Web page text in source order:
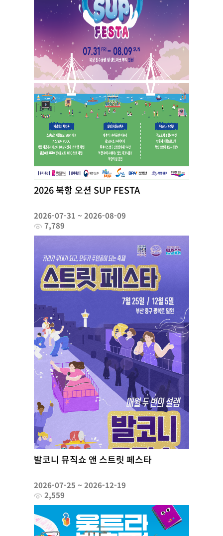
2026 북항 오션 SUP FESTA
2026-07-31 ~ 2026-08-09
7,789
발코니 뮤직쇼 앤 스트릿 페스타
2026-07-25 ~ 2026-12-19
2,559